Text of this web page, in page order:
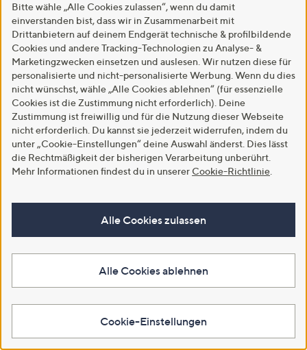
5.0
von
5
1
Bewertungen
In den Warenkorb
5.0
von
5
In den Warenkorb
figurumspielend
Bewertungen
SALE
€ 69,99
5
Bitte wähle „Alle Cookies zulassen“, wenn du damit
einverstanden bist, dass wir in Zusammenarbeit mit
Drittanbietern auf deinem Endgerät technische & profilbildende
Cookies und andere Tracking-Technologien zu Analyse- &
Marketingzwecken einsetzen und auslesen. Wir nutzen diese für
personalisierte und nicht-personalisierte Werbung. Wenn du dies
nicht wünschst, wähle „Alle Cookies ablehnen“ (für essenzielle
Cookies ist die Zustimmung nicht erforderlich). Deine
Zustimmung ist freiwillig und für die Nutzung dieser Webseite
nicht erforderlich. Du kannst sie jederzeit widerrufen, indem du
unter „Cookie-Einstellungen“ deine Auswahl änderst. Dies lässt
die Rechtmäßigkeit der bisherigen Verarbeitung unberührt.
Mehr Informationen findest du in unserer Cookie-Richtlinie
Alle Cookies zulassen
Alle Cookies ablehnen
Cookie-Einstellungen